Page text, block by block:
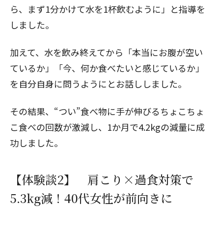
ら、まず1分かけて水を1杯飲むように」と指導を
しました。
加えて、水を飲み終えてから「本当にお腹が空い
ているか」「今、何か食べたいと感じているか」
を自分自身に問うようにとお話ししました。
その結果、“つい”食べ物に手が伸びるちょこちょ
こ食べの回数が激減し、1か月で4.2kgの減量に成
功しました。
【体験談2】 肩こり×過食対策で
5.3kg減！40代女性が前向きに